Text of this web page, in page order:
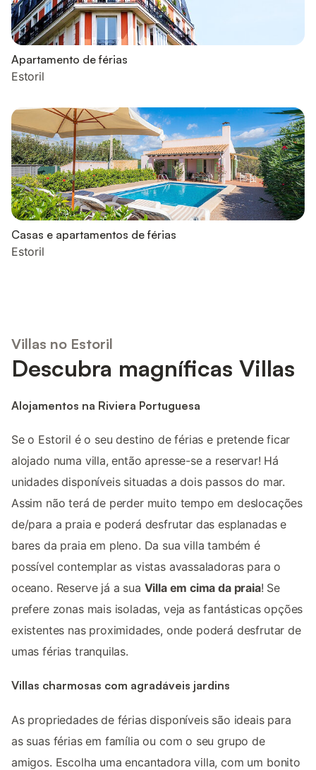
Apartamento de férias
Estoril
Casas e apartamentos de férias
Estoril
Villas no Estoril
Descubra magníficas Villas
Alojamentos na Riviera Portuguesa
Se o Estoril é o seu destino de férias e pretende ficar
alojado numa villa, então apresse-se a reservar! Há
unidades disponíveis situadas a dois passos do mar.
Assim não terá de perder muito tempo em deslocações
de/para a praia e poderá desfrutar das esplanadas e
bares da praia em pleno. Da sua villa também é
possível contemplar as vistas avassaladoras para o
oceano. Reserve já a sua Villa em cima da praia! Se
prefere zonas mais isoladas, veja as fantásticas opções
existentes nas proximidades, onde poderá desfrutar de
umas férias tranquilas.
Villas charmosas com agradáveis jardins
As propriedades de férias disponíveis são ideais para
as suas férias em família ou com o seu grupo de
amigos. Escolha uma encantadora villa, com um bonito